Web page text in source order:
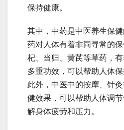
保持健康。
其中，中药是中医养生保
药对人体有着非同寻常的
杞、当归、黄芪等草药，
多重功效，可以帮助人体保
此外，中医中的按摩、针
健效果，可以帮助人体调
解身体疲劳和压力。